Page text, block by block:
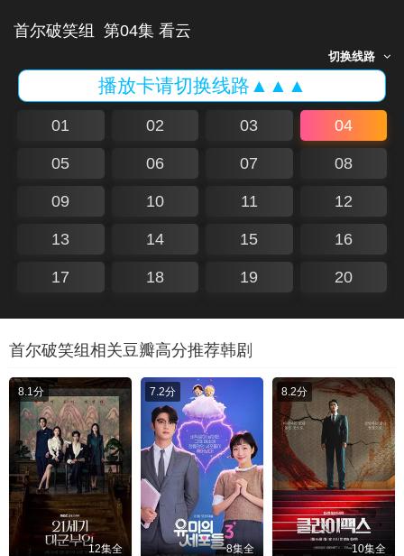
首尔破笑组 第04集 看云
切换线路
播放卡请切换线路▲▲▲
01 02 03 04
05 06 07 08
09 10 11 12
13 14 15 16
17 18 19 20
首尔破笑组相关豆瓣高分推荐韩剧
8.1分
12集全
7.2分
8集全
8.2分
10集全